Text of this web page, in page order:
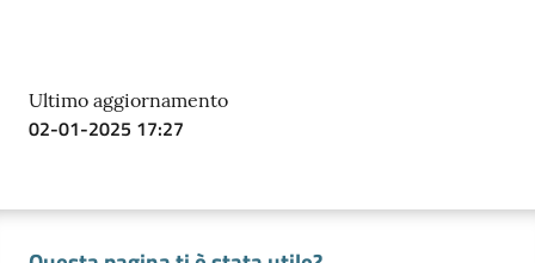
Ultimo aggiornamento
02-01-2025 17:27